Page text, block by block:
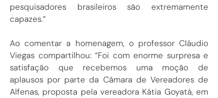
pesquisadores brasileiros são extremamente
capazes.”
Ao comentar a homenagem, o professor Cláudio
Viegas compartilhou: “Foi com enorme surpresa e
satisfação que recebemos uma moção de
aplausos por parte da Câmara de Vereadores de
Alfenas, proposta pela vereadora Kátia Goyatá, em